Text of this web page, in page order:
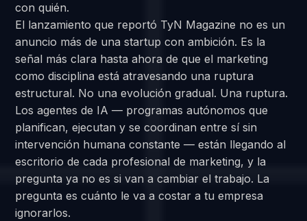
con quién.
El lanzamiento que reportó TyN Magazine no es un
anuncio más de una startup con ambición. Es la
señal más clara hasta ahora de que el marketing
como disciplina está atravesando una ruptura
estructural. No una evolución gradual. Una ruptura.
Los agentes de IA — programas autónomos que
planifican, ejecutan y se coordinan entre sí sin
intervención humana constante — están llegando al
escritorio de cada profesional de marketing, y la
pregunta ya no es si van a cambiar el trabajo. La
pregunta es cuánto le va a costar a tu empresa
ignorarlos.